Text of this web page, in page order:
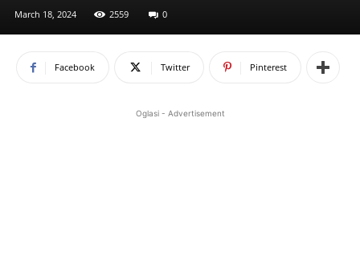
March 18, 2024 2559 0
Facebook Twitter Pinterest
Oglasi - Advertisement